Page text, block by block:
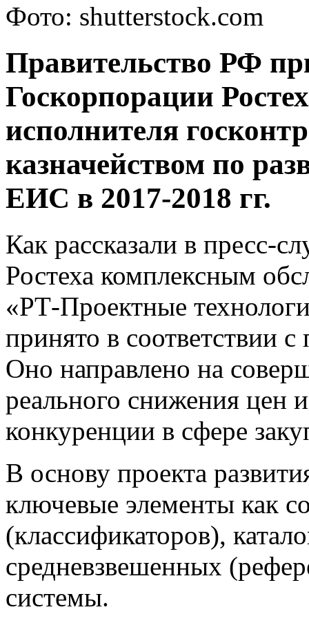
Фото: shutterstock.com
Правительство РФ
Госкорпорации
исполнителя
казначейством по
ЕИС в 2017-2018 гг.
Как рассказали в пресс-
Ростеха комплексным
«РТ-Проектные
принято в соответствии
Оно направлено на
реального снижения цен
конкуренции в сфере
В основу проекта
ключевые элементы как
(классификаторов),
средневзвешенных
системы.